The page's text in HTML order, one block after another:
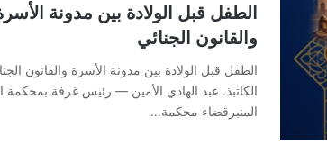
الطفل قبل الولادة بين مدونة
والقانون الجنائي
الطفل قبل الولادة بين مدونة الأسرة والقانون
الكاتبذ. عبد الهادي الأمين — رئيس غرفة بمحكمة
المنبرقضاء محكمة…